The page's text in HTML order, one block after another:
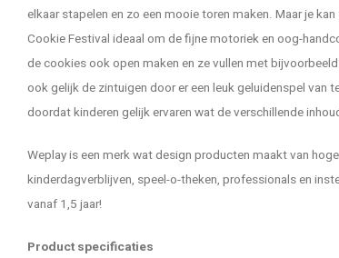
elkaar stapelen en zo een mooie toren maken. Maar je
Cookie Festival ideaal om de fijne motoriek en oog-
de cookies ook open maken en ze vullen met
ook gelijk de zintuigen door er een leuk geluidenspel van
doordat kinderen gelijk ervaren wat de verschillende
Weplay is een merk wat design producten maakt van
kinderdagverblijven, speel-o-theken, professionals en
vanaf 1,5 jaar!
Product specificaties